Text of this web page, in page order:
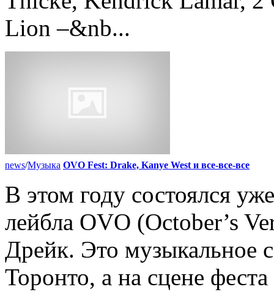
Lion –&nb...
news/Музыка OVO Fest: Drake, Kanye West и все-все-все
В этом году состоялся
лейбла OVO (October’s
Дрейк. Это музыкальное
Торонто, а на сцене